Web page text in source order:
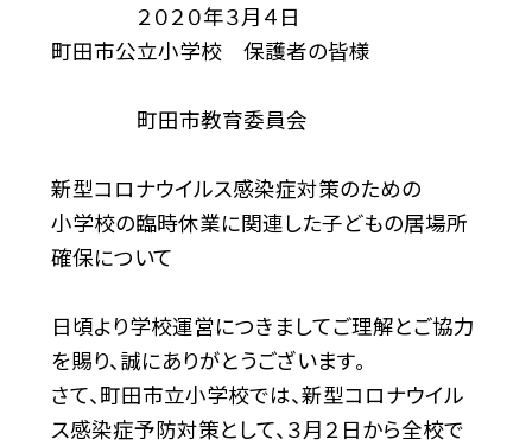
２０２０年３月４日
町田市公立小学校 保護者の皆様
町田市教育委員会
新型コロナウイルス感染症対策のための
小学校の臨時休業に関連した子どもの居場所
確保について
日頃より学校運営につきましてご理解とご協力
を賜り、誠にありがとうございます。
さて、町田市立小学校では、新型コロナウイル
ス感染症予防対策として、３月２日から全校で